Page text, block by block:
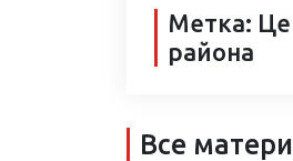
Метка:
района
Все